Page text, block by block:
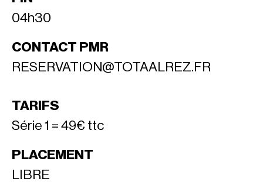
04h30
CONTACT PMR
RESERVATION@TOTAALREZ.FR
TARIFS
Série 1 = 49€ ttc
PLACEMENT
LIBRE